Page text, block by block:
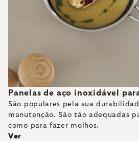
Panelas de aço inoxidável
São populares pela sua
manutenção. São tão adequadas
como para fazer molhos.
Ver